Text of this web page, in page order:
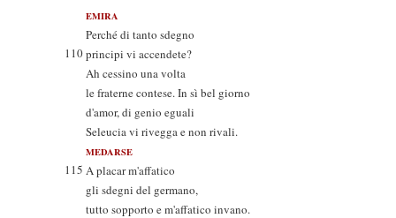
EMIRA
Perché di tanto sdegno
110principi vi accendete?
Ah cessino una volta
le fraterne contese. In sì bel giorno
d'amor, di genio eguali
Seleucia vi rivegga e non rivali.
MEDARSE
115 A placar m'affatico
gli sdegni del germano,
tutto sopporto e m'affatico invano.